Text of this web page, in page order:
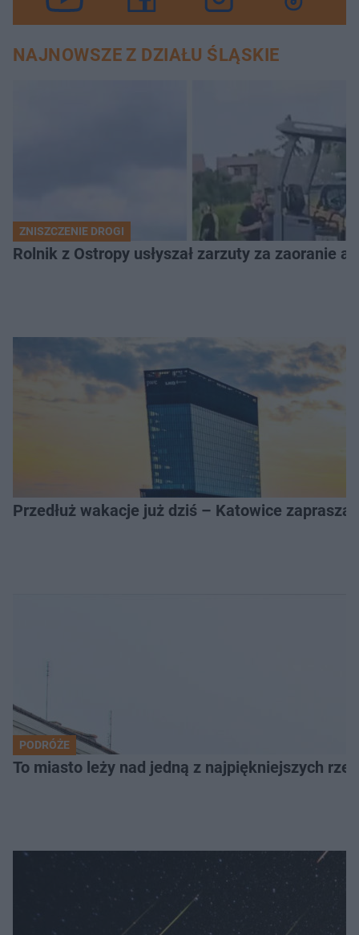
NAJNOWSZE Z DZIAŁU ŚLĄSKIE
ZNISZCZENIE DROGI
Rolnik z Ostropy usłyszał zarzuty za zaoranie
Przedłuż wakacje już dziś – Katowice
PODRÓŻE
To miasto leży nad jedną z najpiękniejszych